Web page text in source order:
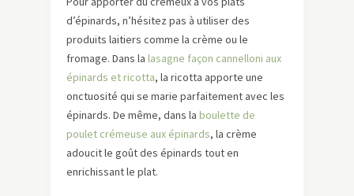
d’épinards, n’hésitez pas à utiliser des
produits laitiers comme la crème ou le
fromage. Dans la lasagne façon cannelloni aux
épinards et ricotta, la ricotta apporte une
onctuosité qui se marie parfaitement avec les
épinards. De même, dans la boulette de
poulet crémeuse aux épinards, la crème
adoucit le goût des épinards tout en
enrichissant le plat.